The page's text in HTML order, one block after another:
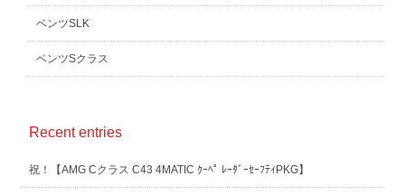
ベンツSLK
ベンツSクラス
Recent entries
祝！【AMG Cクラス C43 4MATIC ｸｰﾍﾟ ﾚｰﾀﾞｰｾｰﾌﾃｨPKG】